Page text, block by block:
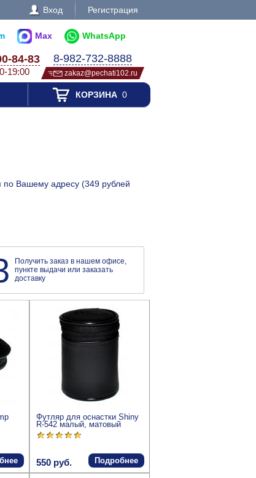
Вход Регистрация
Max WhatsApp
84-83
19:00
8-982-732-8888
zakaz@pechati102.ru
КОРЗИНА0
по Вашему адресу (349 рублей
Получить заказ в нашем офисе,
пункте выдачи или заказать
доставку
Футляр для оснастки Shiny
R-542 малый, матовый
550 руб. Подробнее